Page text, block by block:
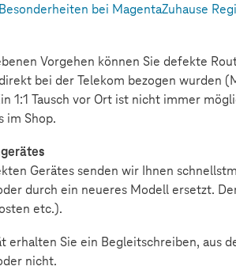
Besonderheiten bei MagentaZuhause
Vorgehen können Sie defekte
bei der Telekom bezogen wurden
1:1 Tausch vor Ort ist nicht immer
im Shop.
Gerätes senden wir Ihnen
durch ein neueres Modell ersetzt.
etc.).
erhalten Sie ein Begleitschreiben, aus
nicht.